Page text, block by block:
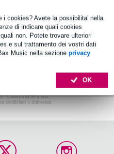
i cookies? Avete la possibilita' nella
di indicare quali cookies
non. Potete trovare ulteriori
e sul trattamento dei vostri dati
Music nella sezione privacy
OK
Garanzia di 30 giorni,
soddisfatti o rimborsati